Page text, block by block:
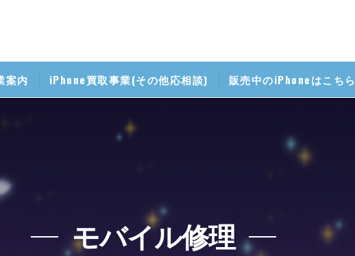
案内
ホ無料相談室
iPhone買取事業(その他応相談) 販売中のiPhoneはこちら
モバイル修理